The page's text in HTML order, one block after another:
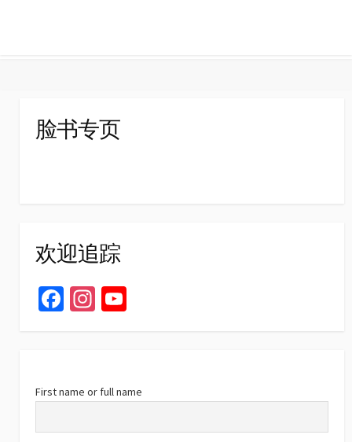
脸书专页
欢迎追踪
Fa
o
k
In
m b
e
First name or full name